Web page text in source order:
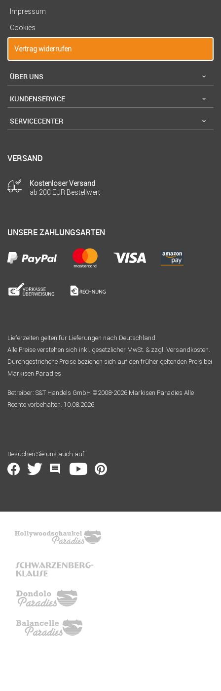
Impressum
Cookies
Vertrag widerrufen
ÜBER UNS
KUNDENSERVICE
SERVICECENTER
VERSAND
Kostenloser Versand
ab 200 EUR Bestellwert
UNSERE ZAHLUNGSARTEN
Lieferzeiten gelten für Lieferungen nach Deutschland.
Alle Preise verstehen sich inkl. gesetzlicher MwSt. & zzgl. Versandkosten.
Durchgestrichene Preise beziehen sich auf den früher geltenden Preis bei
Markisen Paradies
Betreiber: S&T Handels GmbH ©2008-2026 Markisen Paradies Alle
Rechte vorbehalten. 10.08.2026
Besuchen Sie uns auch auf